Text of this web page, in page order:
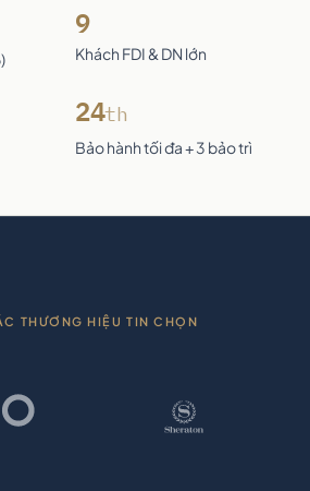
9
Khách FDI & DN lớn
24th
Bảo hành tối đa + 3 bảo trì
THƯƠNG HIỆU TIN CHỌN